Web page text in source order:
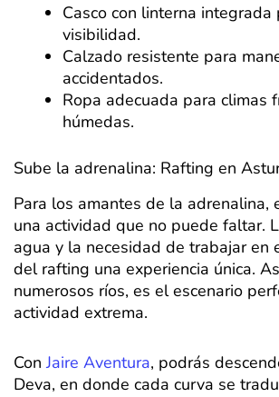
Casco con linterna integrada
visibilidad.
Calzado resistente para
accidentados.
Ropa adecuada para climas
húmedas.
Sube la adrenalina: Rafting en
Para los amantes de la adrenalina,
una actividad que no puede faltar.
agua y la necesidad de trabajar en
del rafting una experiencia única.
numerosos ríos, es el escenario
actividad extrema.
ConJaire Aventura, podrás
Deva, en donde cada curva se